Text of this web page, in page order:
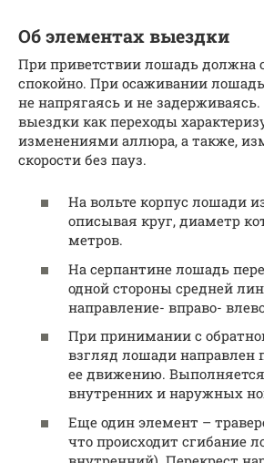
Об элементах выездки
При приветствии лошадь должна
спокойно. При осаживании
не напрягаясь и не
выездки как переходы
изменениями аллюра, а также,
скорости без пауз.
На вольте корпус лошади
описывая круг, диаметр
метров.
На серпантине лошадь
одной стороны средней
направление- вправо-
При принимании с
взгляд лошади направлен
ее движению. Выполняется
внутренних и наружных
Еще один элемент –
что происходит сгибание